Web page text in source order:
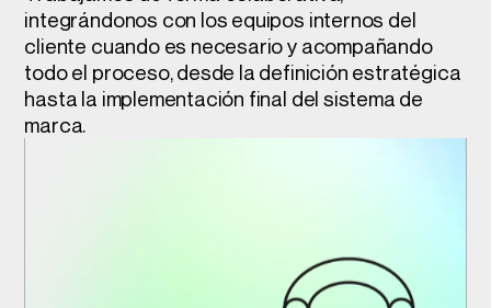
integrándonos con los equipos internos del
cliente cuando es necesario y acompañando
todo el proceso, desde la definición estratégica
hasta la implementación final del sistema de
marca.